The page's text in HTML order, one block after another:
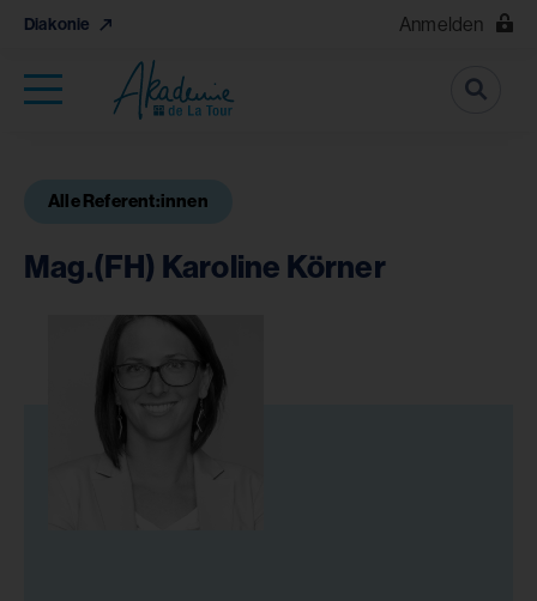
Diakonie Anmelden
Suche
Alle Referent:innen
Mag.(FH) Karoline Körner